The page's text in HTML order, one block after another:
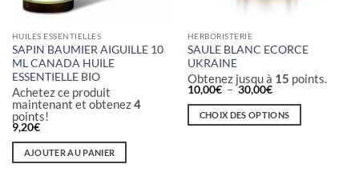
HUILES ESSENTIELLES
SAPIN BAUMIER AIGUILLE 10
ML CANADA HUILE
ESSENTIELLE BIO
Achetez ce produit
maintenant et obtenez4
points!
9,20€
AJOUTER AU PANIER
HERBORISTERIE
SAULE BLANC ECORCE
UKRAINE
Obtenez jusqu à 15 points.
10,00€ – 30,00€Plage
prix :
10,00€
CHOIX DES OPTIONS